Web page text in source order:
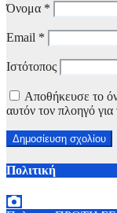
Όνομα *
Email *
Ιστότοπος
Αποθήκευσε το
αυτόν τον πλοηγό
Πολιτική